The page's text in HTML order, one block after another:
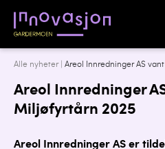
Alle nyheter| Areol Innredninger AS
Areol Innredninger
Miljøfyrtårn 2025
Areol Innredninger AS er